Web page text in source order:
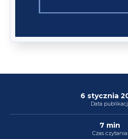
6 stycznia
Data
7 min
Czas czytania